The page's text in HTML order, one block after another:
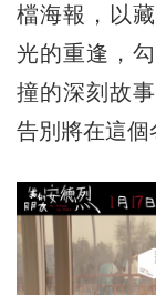
檔海報，以
光的重逢，
撞的深刻故
告別將在這個